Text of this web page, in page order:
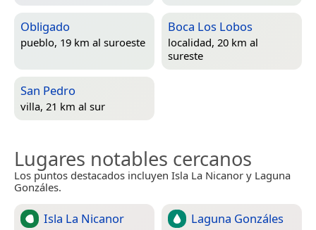
Obligado
pueblo, 19 km al suroeste
Boca Los Lobos
localidad, 20 km al
sureste
San Pedro
villa, 21 km al sur
Lugares notables cercanos
Los puntos destacados incluyen Isla La Nicanor y Laguna
Gonzáles.
Isla La Nicanor Laguna Gonzáles